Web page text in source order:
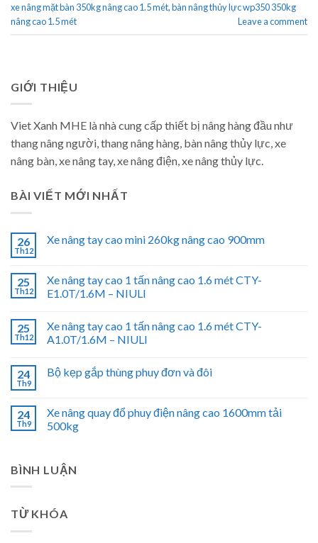
xe nâng mặt bàn 350kg nâng cao 1.5 mét,bàn nâng thủy lực wp350 350kg
nâng cao 1.5 mét
Leave a comment
GIỚI THIỆU
Viet Xanh MHE là nhà cung cấp thiết bị nâng hàng đầu như
thang nâng người, thang nâng hàng, bàn nâng thủy lực, xe
nâng bàn, xe nâng tay, xe nâng điện, xe nâng thủy lực.
BÀI VIẾT MỚI NHẤT
26
Th12
Xe nâng tay cao mini 260kg nâng cao 900mm
25
Th12
Xe nâng tay cao 1 tấn nâng cao 1.6 mét CTY-
E1.0T/1.6M – NIULI
25
Th12
Xe nâng tay cao 1 tấn nâng cao 1.6 mét CTY-
A1.0T/1.6M – NIULI
24
Th9
Bộ kẹp gắp thùng phuy đơn và đôi
24
Th9
Xe nâng quay đổ phuy điện nâng cao 1600mm tải
500kg
BÌNH LUẬN
TỪ KHÓA